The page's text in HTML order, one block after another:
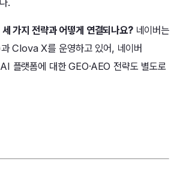
.
가지 전략과 어떻게 연결되나요?네이버는
Clova X를 운영하고 있어, 네이버
플랫폼에 대한 GEO·AEO 전략도 별도로